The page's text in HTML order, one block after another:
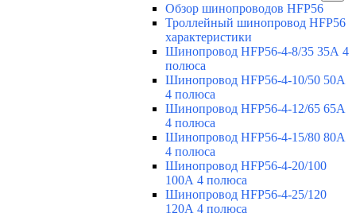
Обзор шинопроводов HFP56
Троллейный шинопровод HFP56
характеристики
Шинопровод HFP56-4-8/35 35А 4
полюса
Шинопровод HFP56-4-10/50 50А
4 полюса
Шинопровод HFP56-4-12/65 65А
4 полюса
Шинопровод HFP56-4-15/80 80А
4 полюса
Шинопровод HFP56-4-20/100
100А 4 полюса
Шинопровод HFP56-4-25/120
120А 4 полюса